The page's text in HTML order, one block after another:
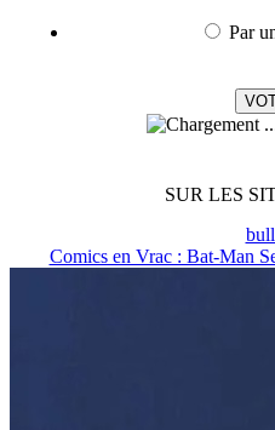
Par
SUR LES
Comics en Vrac : Bat-Man